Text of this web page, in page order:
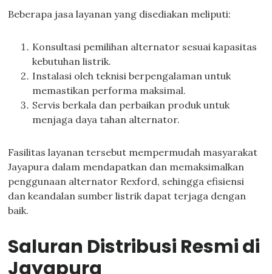
Beberapa jasa layanan yang disediakan meliputi:
Konsultasi pemilihan alternator sesuai kapasitas
kebutuhan listrik.
Instalasi oleh teknisi berpengalaman untuk
memastikan performa maksimal.
Servis berkala dan perbaikan produk untuk
menjaga daya tahan alternator.
Fasilitas layanan tersebut mempermudah masyarakat
Jayapura dalam mendapatkan dan memaksimalkan
penggunaan alternator Rexford, sehingga efisiensi
dan keandalan sumber listrik dapat terjaga dengan
baik.
Saluran Distribusi Resmi di
Jayapura